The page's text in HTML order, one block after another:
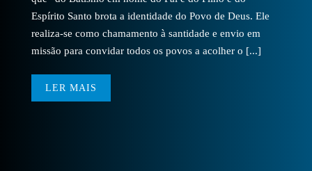
Espírito Santo brota a identidade do Povo de Deus. Ele
realiza-se como chamamento à santidade e envio em
missão para convidar todos os povos a acolher o [...]
LER MAIS